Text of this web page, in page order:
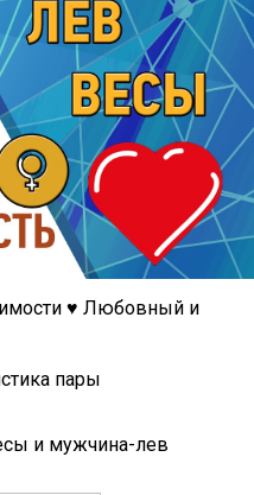
♥ Любовный и
пары